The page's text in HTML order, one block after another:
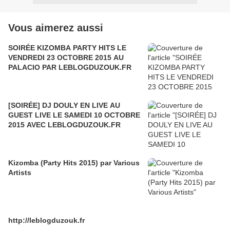
Vous aimerez aussi
SOIRÉE KIZOMBA PARTY HITS LE
VENDREDI 23 OCTOBRE 2015 AU
PALACIO PAR LEBLOGDUZOUK.FR
[SOIRÉE] DJ DOULY EN LIVE AU
GUEST LIVE LE SAMEDI 10 OCTOBRE
2015 AVEC LEBLOGDUZOUK.FR
Kizomba (Party Hits 2015) par Various
Artists
http://leblogduzouk.fr